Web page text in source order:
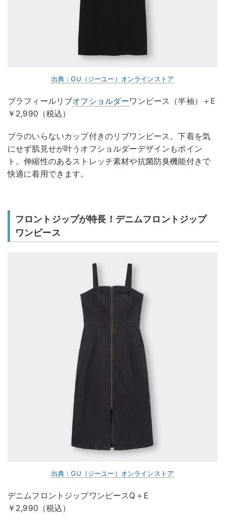
出典：GU（ジーユー）オンラインストア
ブラフィールリブオフショルダーワンピース（半袖）＋E
￥2,990（税込）
ブラのいらないカップ付きのリブワンピース。下着を気
にせず肌見せが叶うオフショルダーデザインもポイン
ト。伸縮性のあるストレッチ素材や抗菌防臭機能付きで
快適に着用できます。
フロントジップが特長！デニムフロントジップ
ワンピース
出典：GU（ジーユー）オンラインストア
デニムフロントジップワンピースQ＋E
￥2,990（税込）